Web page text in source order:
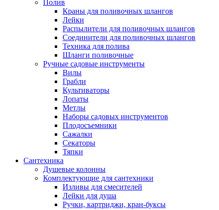
Полив
Краны для поливочных шлангов
Лейки
Распылители для поливочных шлангов
Соединители для поливочных шлангов
Техника для полива
Шланги поливочные
Ручные садовые инструменты
Вилы
Грабли
Культиваторы
Лопаты
Метлы
Наборы садовых инструментов
Плодосъемники
Сажалки
Секаторы
Тяпки
Сантехника
Душевые колонны
Комплектующие для сантехники
Изливы для смесителей
Лейки для душа
Ручки, картриджи, кран-буксы